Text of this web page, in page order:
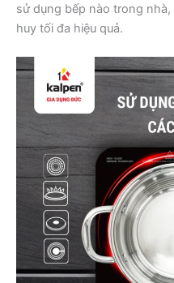
sử dụng bếp nào trong
huy tối đa hiệu quả.